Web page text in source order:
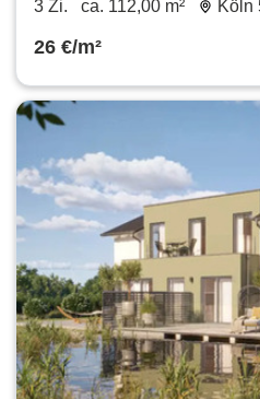
3 Zi. ca. 112,00 m² Köln
26 €/m²